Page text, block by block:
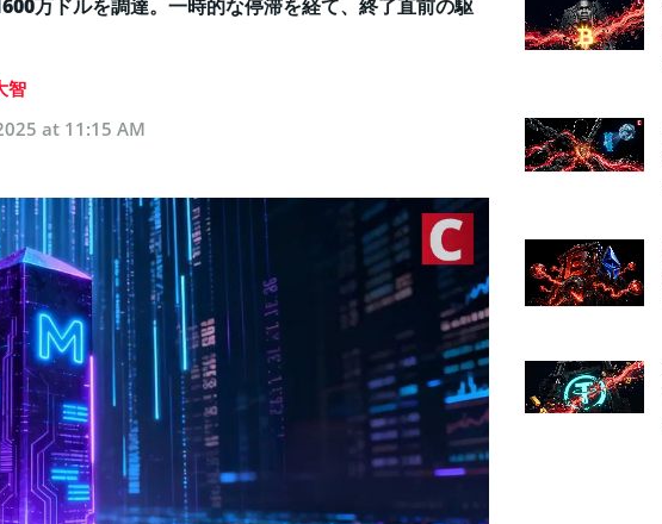
万ドルを調達。一時的な停滞を経て、終了直前の駆
智
at 11:15 AM